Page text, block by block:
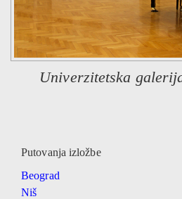
Univerzitetska
Putovanja izložbe
Beograd
Niš